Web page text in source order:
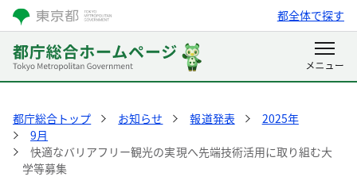
都全体で探す
都庁総合トップ お知らせ 報道発表
2025年
9月
快適なバリアフリー観光の実現へ先端技術活用に取り組む大
学等募集